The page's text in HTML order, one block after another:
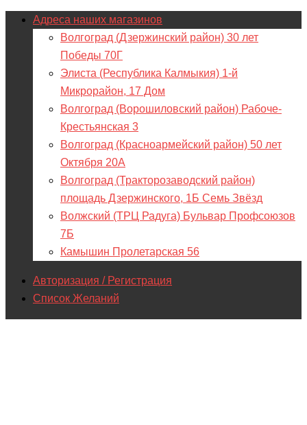
Адреса наших магазинов
Волгоград (Дзержинский район) 30 лет
Победы 70Г
Элиста (Республика Калмыкия) 1-й
Микрорайон, 17 Дом
Волгоград (Ворошиловский район) Рабоче-
Крестьянская 3
Волгоград (Красноармейский район) 50 лет
Октября 20А
Волгоград (Тракторозаводский район)
площадь Дзержинского, 1Б Семь Звёзд
Волжский (ТРЦ Радуга) Бульвар Профсоюзов
7Б
Камышин Пролетарская 56
Авторизация / Регистрация
Список Желаний